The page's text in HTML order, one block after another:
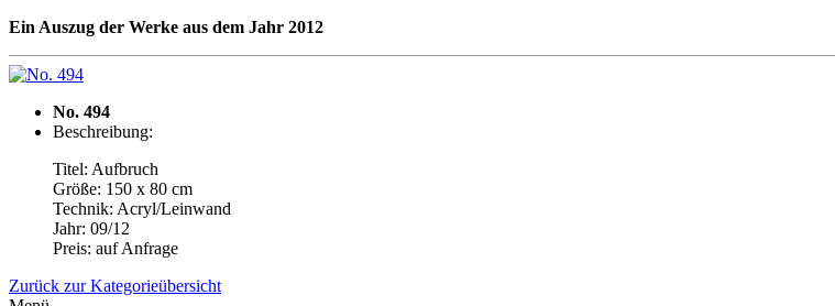
Ein Auszug der Werke aus dem Jahr 2012
No. 494
Beschreibung:
Titel: Aufbruch
Größe: 150 x 80 cm
Technik: Acryl/Leinwand
Jahr: 09/12
Preis: auf Anfrage
Zurück zur Kategorieübersicht